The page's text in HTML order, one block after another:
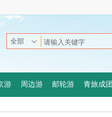
游 周边游 邮轮游 青旅成团